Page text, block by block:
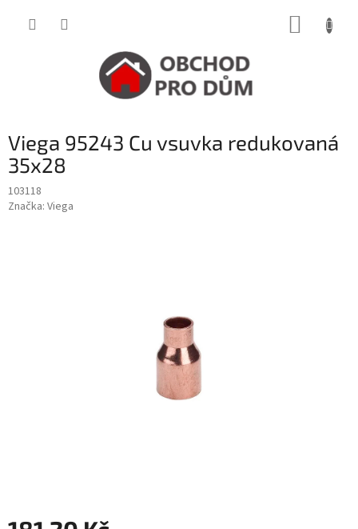
Viega 95243 Cu vsuvka redukovaná
35x28
103118
Značka: Viega